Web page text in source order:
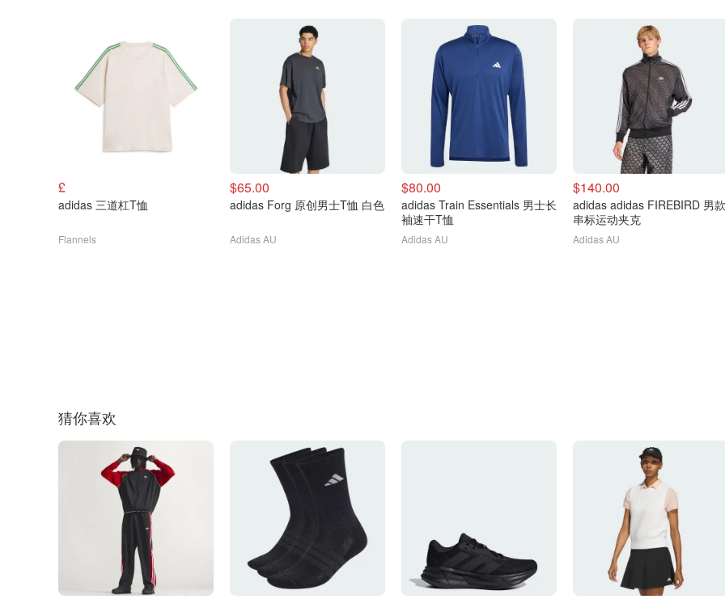
£
adidas 三道杠T恤
Flannels
$65.00
adidas Forg 原创男士T恤 白色
Adidas AU
$80.00
adidas Train Essentials 男士长
袖速干T恤
Adidas AU
$140.00
adidas adidas FIREBIRD 男款
串标运动夹克
Adidas AU
猜你喜欢